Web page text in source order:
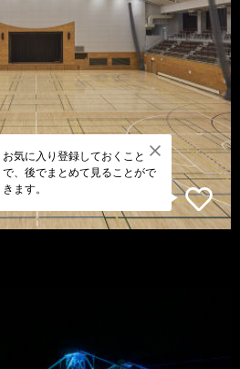
お気に入り登録しておくこと
で、後でまとめて見ることがで
きます。